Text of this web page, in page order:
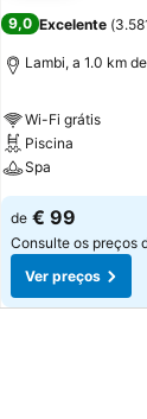
9,0 Excelente (
Lambi, a 1.0 km
Wi-Fi grátis
Piscina
Spa
de € 99
Consulte os preços
Ver preços